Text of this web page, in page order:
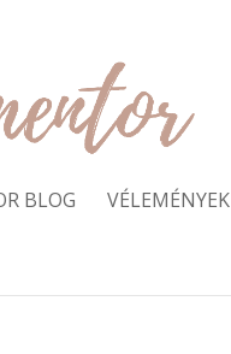
BLOG VÉLEMÉNYEK